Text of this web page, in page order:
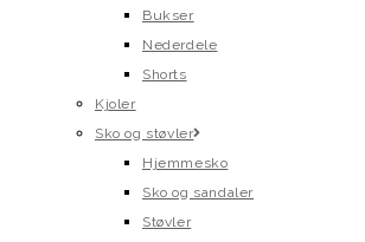
Bukser
Nederdele
Shorts
Kjoler
Sko og støvler
Hjemmesko
Sko og sandaler
Støvler